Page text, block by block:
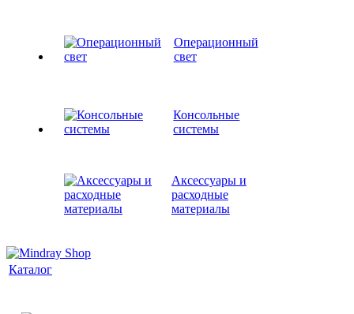
Операционный
свет
Консольные
системы
Аксессуары и
расходные
материалы
Каталог